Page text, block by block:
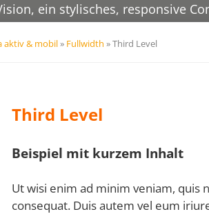
ein stylisches, responsive
aktiv & mobil» Fullwidth »Third Level
Third Level
Beispiel mit kurzem Inhalt
Ut wisi enim ad minim veniam,
consequat. Duis autem vel eum